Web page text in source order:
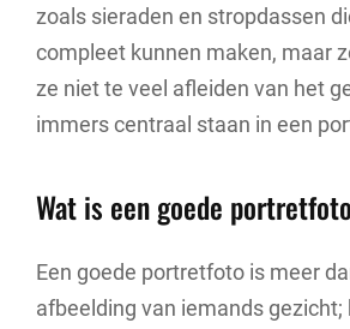
zoals sieraden en stropdassen
compleet kunnen maken, maar
ze niet te veel afleiden van het
immers centraal staan in een
Wat is een goede
Een goede portretfoto is meer
afbeelding van iemands gezicht;